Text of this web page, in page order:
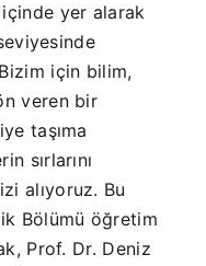
yer alarak
için bilim,
veren bir
taşıma
sırlarını
alıyoruz. Bu
Bölümü öğretim
Prof. Dr. Deniz